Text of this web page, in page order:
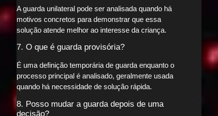
A guarda unilateral pode ser analisada quando há
motivos concretos para demonstrar que essa
solução atende melhor ao interesse da criança.
7. O que é guarda provisória?
É uma definição temporária de guarda enquanto o
processo principal é analisado, geralmente usada
quando há necessidade de solução rápida.
8. Posso mudar a guarda depois de uma
decisão?